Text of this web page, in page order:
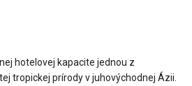
hotelovej kapacite jednou z
tropickej prírody v juhovýchodnej Ázii.